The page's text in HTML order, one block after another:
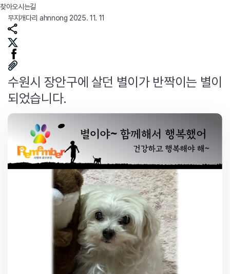
찾아오시는길
무지개다리 ahnnong 2025. 11. 11
수원시 장안구에 살던 별이가 반짝이는 별이
되었습니다.